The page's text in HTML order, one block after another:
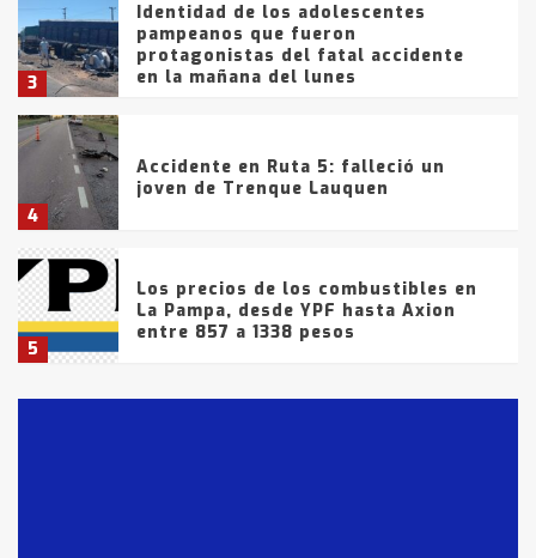
3
Identidad de los adolescentes
pampeanos que fueron
protagonistas del fatal accidente
en la mañana del lunes
4
Accidente en Ruta 5: falleció un
joven de Trenque Lauquen
5
Los precios de los combustibles en
La Pampa, desde YPF hasta Axion
entre 857 a 1338 pesos